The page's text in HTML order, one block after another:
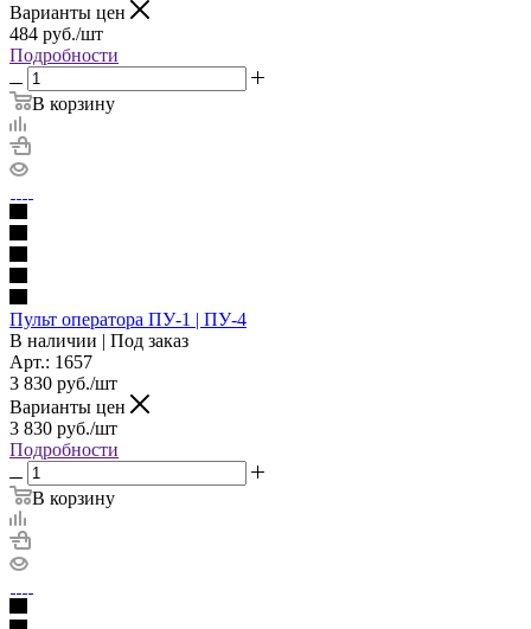
Варианты цен
484 руб./шт
Подробности
В корзину
Пульт оператора ПУ-1 | ПУ-4
В наличии | Под заказ
Арт.: 1657
3 830 руб./шт
Варианты цен
3 830 руб./шт
Подробности
В корзину